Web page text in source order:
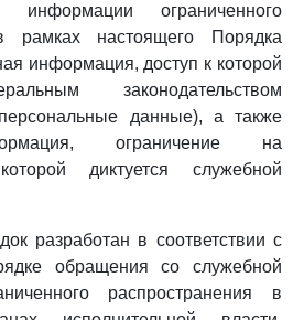
ограниченного
рамках настоящего Порядка
информация, доступ к которой
законодательством
данные), а также
ограничение на
диктуется служебной
разработан в соответствии с
обращения со служебной
распространения в